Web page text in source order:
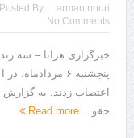
Posted By: arman nouri
No Comments
خبرگزاری هرانا – سه
پنجشنبه ۶
اعتصاب زدند. به گزارش
حقو... Read more